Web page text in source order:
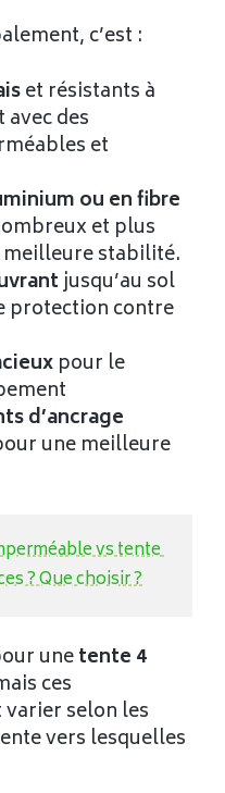
c’est :
et résistants à
avec des
et
ou en fibre
et plus
stabilité.
jusqu’au sol
protection contre
pour le
d’ancrage
une meilleure
vs tente
? Que choisir ?
unetente 4
ces
selon les
vers lesquelles